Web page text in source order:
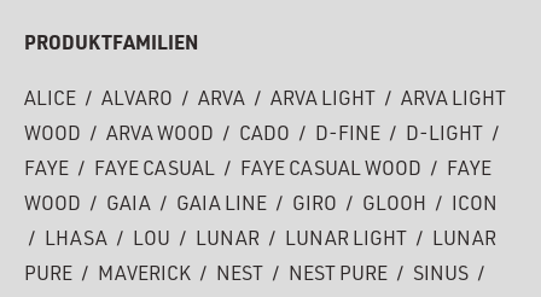
PRODUKTFAMILIEN
ALICE / ALVARO / ARVA / ARVA LIGHT / ARVA LIGHT
WOOD / ARVA WOOD / CADO / D-FINE / D-LIGHT
/
FAYE / FAYE CASUAL / FAYE CASUAL WOOD /
FAYE
WOOD / GAIA / GAIA LINE / GIRO / GLOOH /
ICON
/
LHASA / LOU / LUNAR / LUNAR LIGHT /
LUNAR
PURE / MAVERICK / NEST / NEST PURE / SINUS /